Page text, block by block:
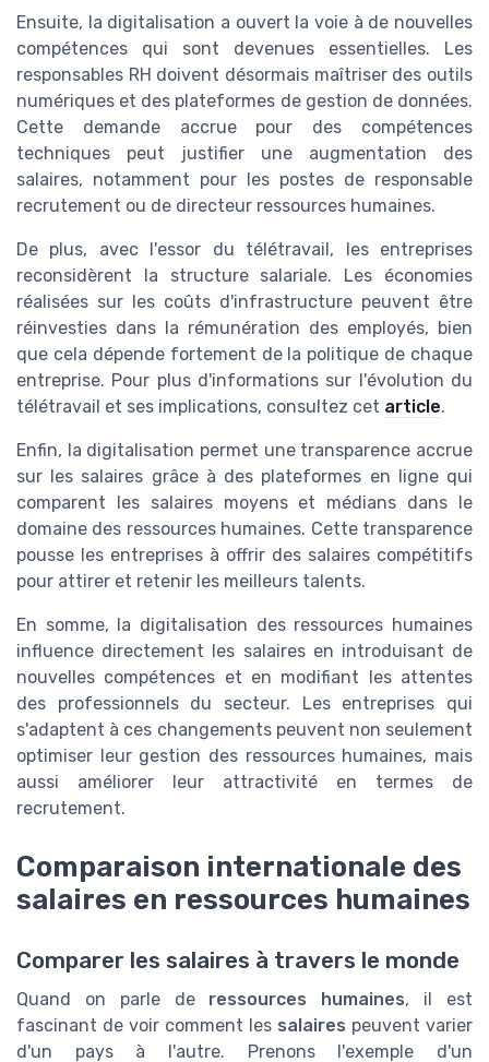
Ensuite, la digitalisation a ouvert la voie à de nouvelles
compétences qui sont devenues essentielles. Les
responsables RH doivent désormais maîtriser des outils
numériques et des plateformes de gestion de données.
Cette demande accrue pour des compétences
techniques peut justifier une augmentation des
salaires, notamment pour les postes de responsable
recrutement ou de directeur ressources humaines.
De plus, avec l'essor du télétravail, les entreprises
reconsidèrent la structure salariale. Les économies
réalisées sur les coûts d'infrastructure peuvent être
réinvesties dans la rémunération des employés, bien
que cela dépende fortement de la politique de chaque
entreprise. Pour plus d'informations sur l'évolution du
télétravail et ses implications, consultez cet article.
Enfin, la digitalisation permet une transparence accrue
sur les salaires grâce à des plateformes en ligne qui
comparent les salaires moyens et médians dans le
domaine des ressources humaines. Cette transparence
pousse les entreprises à offrir des salaires compétitifs
pour attirer et retenir les meilleurs talents.
En somme, la digitalisation des ressources humaines
influence directement les salaires en introduisant de
nouvelles compétences et en modifiant les attentes
des professionnels du secteur. Les entreprises qui
s'adaptent à ces changements peuvent non seulement
optimiser leur gestion des ressources humaines, mais
aussi améliorer leur attractivité en termes de
recrutement.
Comparaison internationale des
salaires en ressources humaines
Comparer les salaires à travers le monde
Quand on parle de ressources humaines, il est
fascinant de voir comment les salaires peuvent varier
d'un pays à l'autre. Prenons l'exemple d'un